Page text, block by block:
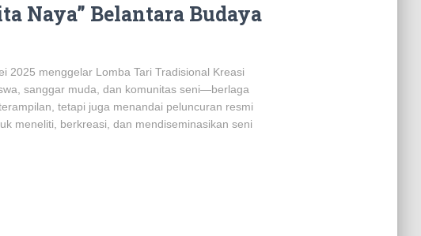
Naya” Belantara Budaya
2025 menggelar Lomba Tari Tradisional Kreasi
sanggar muda, dan komunitas seni—berlaga
tetapi juga menandai peluncuran resmi
meneliti, berkreasi, dan mendiseminasikan seni